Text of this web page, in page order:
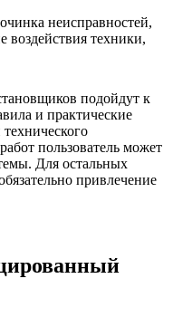
неисправностей,
воздействия техники,
подойдут к
и практические
пользователь может
Для остальных
привлечение